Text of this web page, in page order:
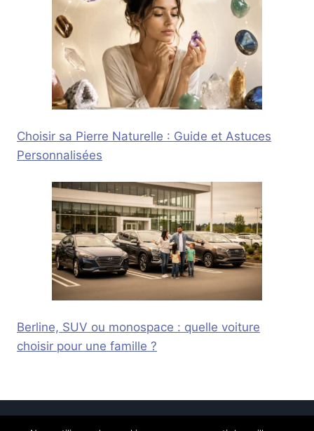
Choisir sa Pierre Naturelle : Guide et Astuces
Personnalisées
Berline, SUV ou monospace : quelle voiture
choisir pour une famille ?